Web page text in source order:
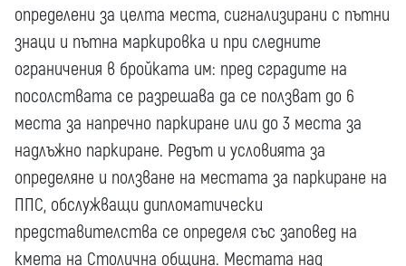
определени за целта места, сигнализирани с пътни
знаци и пътна маркировка и при следните
ограничения в бройката им: пред сградите на
посолствата се разрешава да се ползват до 6
места за напречно паркиране или до 3 места за
надлъжно паркиране. Редът и условията за
определяне и ползване на местата за паркиране на
ППС, обслужващи дипломатически
представителства се определя със заповед на
кмета на Столична община. Местата над